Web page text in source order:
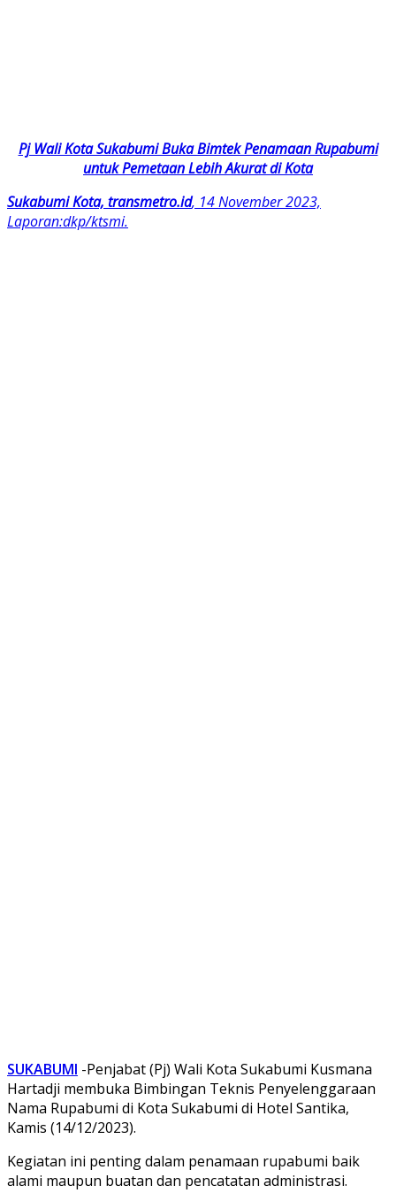
Pj Wali Kota Sukabumi Buka Bimtek Penamaan Rupabumi
untuk Pemetaan Lebih Akurat di Kota
Sukabumi Kota, transmetro.id, 14 November 2023,
Laporan:dkp/ktsmi.
SUKABUMI -Penjabat (Pj) Wali Kota Sukabumi Kusmana
Hartadji membuka Bimbingan Teknis Penyelenggaraan
Nama Rupabumi di Kota Sukabumi di Hotel Santika,
Kamis (14/12/2023).
Kegiatan ini penting dalam penamaan rupabumi baik
alami maupun buatan dan pencatatan administrasi.